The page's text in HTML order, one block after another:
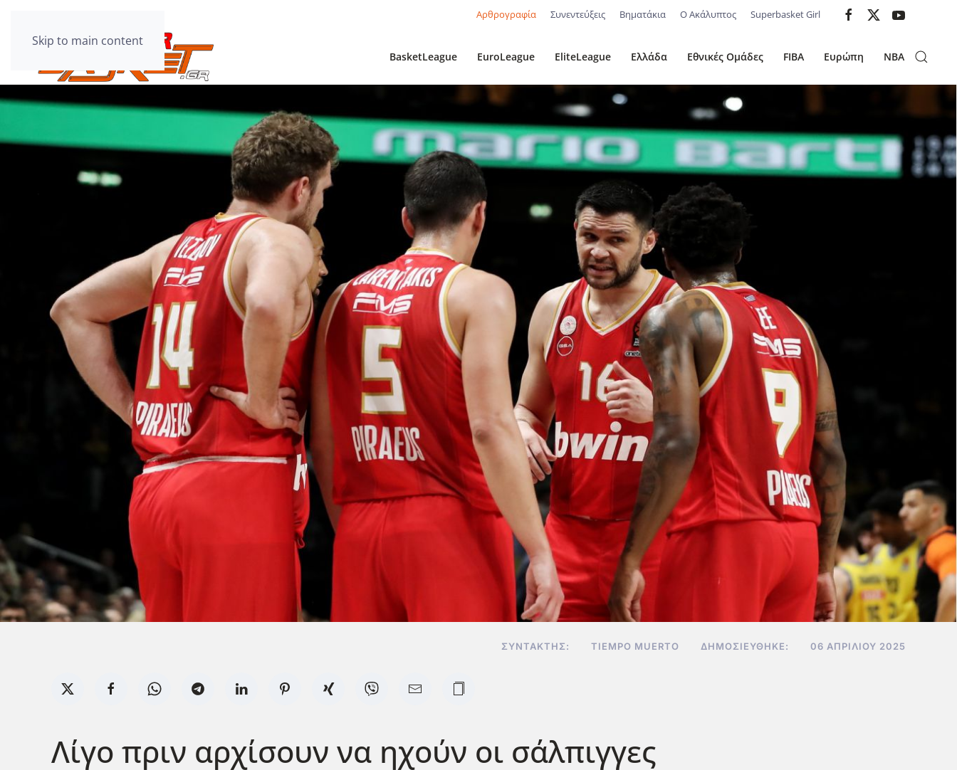
Skip to main content
Αρθρογραφία Συνεντεύξεις Βηματάκια Ο Ακάλυπτος Superbasket Girl
BasketLeague EuroLeague EliteLeague Ελλάδα Εθνικές Ομάδες FIBA Ευρώπη NBA
ΣΥΝΤΆΚΤΗΣ: TIEMPO MUERTO ΔΗΜΟΣΙΕΎΘΗΚΕ: 06 ΑΠΡΙΛΊΟΥ 2025
Λίγο πριν αρχίσουν να ηχούν οι σάλπιγγες